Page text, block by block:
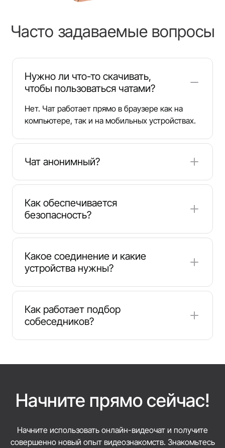
Часто задаваемые вопросы
Нужно ли что-то скачивать,
чтобы пользоваться чатами?
Нет. Чат работает прямо в браузере как на
компьютере, так и на мобильных устройствах.
Чат анонимный?
Да, вы можете присоединиться, не раскрывая
личные данные. Используйте псевдоним и при
необходимости выбирайте приватный режим
или общение один на один.
Как обеспечивается
безопасность?
Для более безопасного общения мы
используем активную модерацию,
инструменты жалоб и настройки приватности.
Какое соединение и какие
устройства нужны?
Нужны современный браузер, веб-камера с
микрофоном для видеозвонков и стабильное
интернет-соединение. Чат также
оптимизирован для мобильных устройств.
Как работает подбор
собеседников?
Начните прямо сейчас!
Начните использовать онлайн-видеочат и получите
совершенно новый опыт видеознакомств. Знакомьтесь